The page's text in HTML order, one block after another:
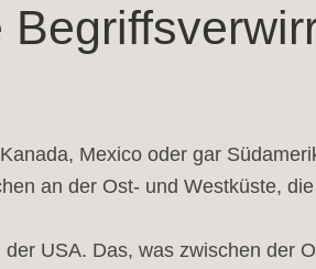
Mexico oder gar
an der Ost- und Westküste,
USA. Das, was zwischen der